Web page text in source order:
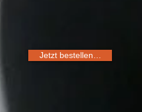
Jetzt bestellen…